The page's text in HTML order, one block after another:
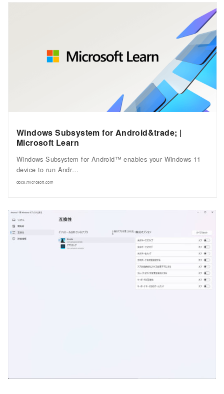
Windows Subsystem for Android&trade;️ |
Microsoft Learn
Windows Subsystem for Android™️ enables your Windows 11
device to run Andr…
docs.microsoft.com